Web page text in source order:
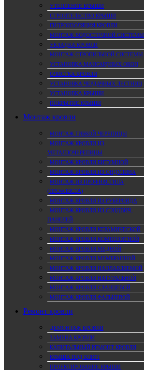
УТЕПЛЕНИЕ КРЫШИ
СТРОИТЕЛЬСТВО КРЫШИ
ГИДРОИЗОЛЯЦИЯ КРОВЛИ
МОНТАЖ ВОДОСТОЧНОЙ СИСТЕМЫ
УКЛАДКА КРОВЛИ
МОНТАЖ СТРОПИЛЬНОЙ СИСТЕМЫ
УСТАНОВКА МАНСАРДНЫХ ОКОН
ОЧИСТКА КРОВЛИ
УСТАНОВКА ЧЕРДАЧНЫХ ЛЕСТНИЦ
УСТАНОВКА КРЫШИ
ПОКРЫТИЕ КРЫШИ
Монтаж кровли
МОНТАЖ ГИБКОЙ ЧЕРЕПИЦЫ
МОНТАЖ КРОВЛИ ИЗ
МЕТАЛЛОЧЕРЕПИЦЫ
МОНТАЖ КРОВЛИ БИТУМНОЙ
МОНТАЖ КРОВЛИ ИЗ ОНДУЛИНА
МОНТАЖ ИЗ ПРОФНАСТИЛА
(ПРОФЛИСТА)
МОНТАЖ КРОВЛИ ИЗ РУБЕРОИДА
МОНТАЖ КРОВЛИ ИЗ СЭНДВИЧ-
ПАНЕЛЕЙ
МОНТАЖ КРОВЛИ КЕРАМИЧЕСКОЙ
МОНТАЖ КРОВЛИ КОМПОЗИТНОЙ
МОНТАЖ КРОВЛИ МЕДНОЙ
МОНТАЖ КРОВЛИ МЕМБРАННОЙ
МОНТАЖ КРОВЛИ НАПЛАВЛЯЕМОЙ
МОНТАЖ КРОВЛИ НАТУРАЛЬНОЙ
МОНТАЖ КРОВЛИ СЛАНЦЕВОЙ
МОНТАЖ КРОВЛИ ФАЛЬЦЕВОЙ
Ремонт кровли
ДЕМОНТАЖ КРОВЛИ
ЗАМЕНА КРОВЛИ
КАПИТАЛЬНЫЙ РЕМОНТ КРОВЛИ
КРЫША ПОД КЛЮЧ
ПРОЕКТИРОВАНИЕ КРЫШИ